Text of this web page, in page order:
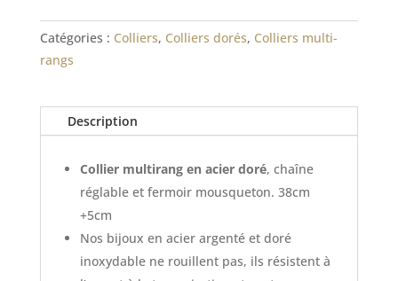
Catégories : Colliers, Colliers dorés, Colliers multi-
rangs
Description
Collier multirang en acier doré, chaîne
réglable et fermoir mousqueton. 38cm
+5cm
Nos bijoux en acier argenté et doré
inoxydable ne rouillent pas, ils résistent à